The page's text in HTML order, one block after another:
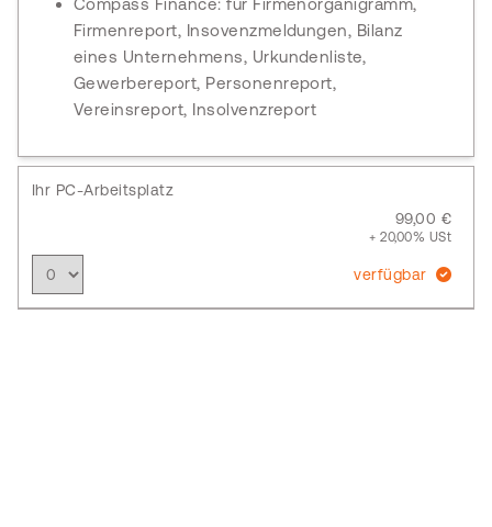
Compass Finance: für Firmenorganigramm,
Firmenreport, Insovenzmeldungen, Bilanz
eines Unternehmens, Urkundenliste,
Gewerbereport, Personenreport,
Vereinsreport, Insolvenzreport
Ihr PC-Arbeitsplatz
99,00 €
+ 20,00% USt
verfügbar